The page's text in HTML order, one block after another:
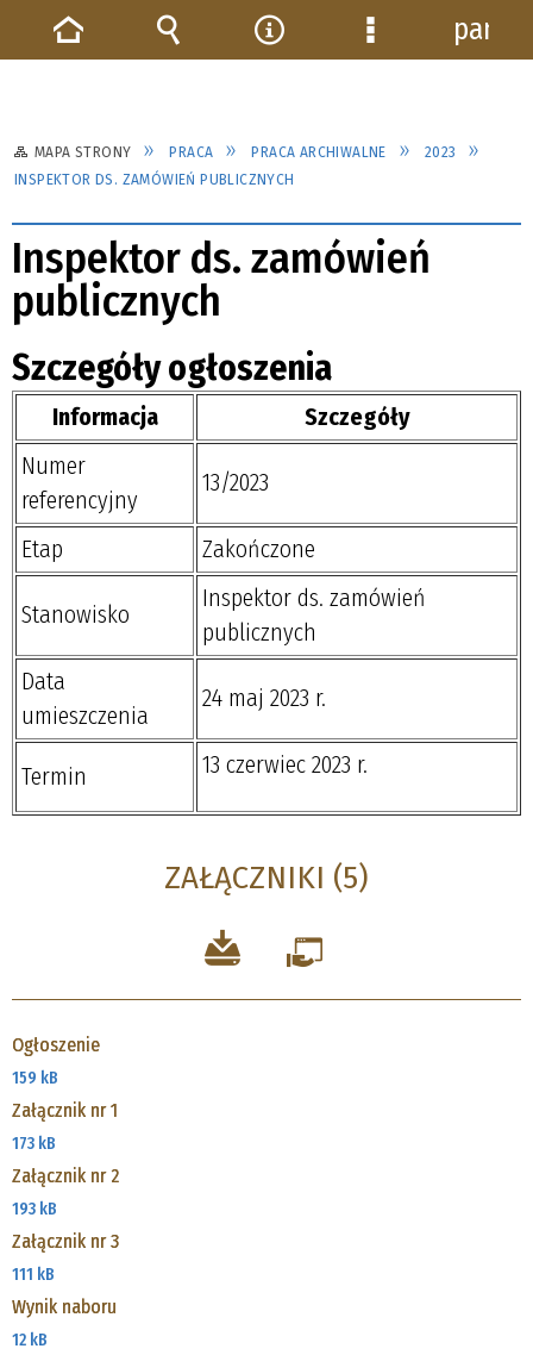
MAPA STRONY PRACA PRACA ARCHIWALNE
2023
INSPEKTOR DS. ZAMÓWIEŃ PUBLICZNYCH
Inspektor ds. zamówień
publicznych
Szczegóły ogłoszenia
Informacja
Szczegóły
Numer
referencyjny
13/2023
Etap Zakończone
Stanowisko
Inspektor ds. zamówień
publicznych
Data
umieszczenia
24 maj 2023 r.
Termin 13 czerwiec 2023 r.
ZAŁĄCZNIKI (5)
Ogłoszenie
159 kB
Załącznik nr 1
173 kB
Załącznik nr 2
193 kB
Załącznik nr 3
111 kB
Wynik naboru
12 kB
Strona Wyszukiwarka
NarzędziaMenu
panel